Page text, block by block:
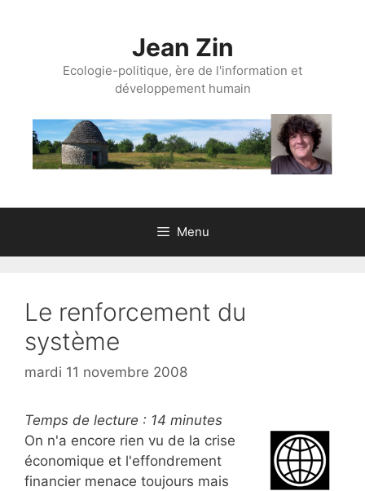
Jean Zin
Ecologie-politique, ère de l'information et
développement humain
Menu
Le renforcement du
système
mardi 11 novembre 2008
Temps de lecture : 14 minutes
On n'a encore rien vu de la crise
économique et l'effondrement
financier menace toujours mais